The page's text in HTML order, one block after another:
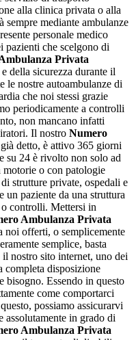
alla clinica privata o alla
sempre mediante ambulanze
personale medico
pazienti che scelgono di
Privata
della sicurezza durante il
le nostre autoambulanze di
che noi stessi grazie
periodicamente a controlli
non mancano infatti
Il nostro Numero
detto, è attivo 365 giorni
su 24 è rivolto non solo ad
o con patologie
strutture private, ospedali e
un paziente da una struttura
o controlli. Mettersi in
Ambulanza Privata
noi offerti, o semplicemente
semplice, basta
nostro sito internet, uno dei
completa disposizione
bisogno. Essendo in questo
come comportarci
possiamo assicurarvi
assolutamente in grado di
Ambulanza Privata